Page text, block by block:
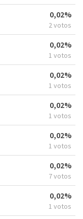
0,02%
2 votos
0,02%
1 votos
0,02%
1 votos
0,02%
1 votos
0,02%
1 votos
0,02%
7 votos
0,02%
1 votos